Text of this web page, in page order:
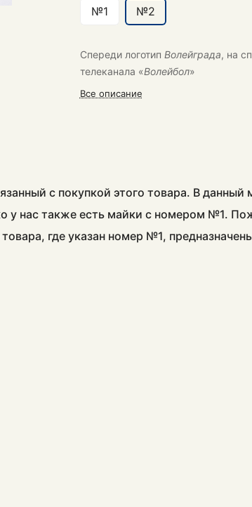
№1 №2
Спереди логотип Волейграда, на
телеканала «Волейбол»
Все описание
с покупкой этого товара. В
нас также есть майки с номером №1.
где указан номер №1,